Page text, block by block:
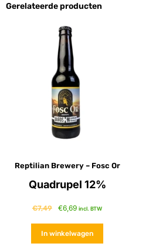
Gerelateerde producten
Reptilian Brewery – Fosc Or
Quadrupel 12%
€7,49 €6,69 incl. BTW
In winkelwagen